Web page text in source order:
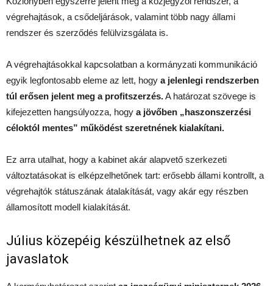
végrehajtások, a csődeljárások, valamint több nagy állami
rendszer és szerződés felülvizsgálata is.
A végrehajtásokkal kapcsolatban a kormányzati kommunikáció
egyik legfontosabb eleme az lett, hogy a jelenlegi rendszerben
túl erősen jelent meg a profitszerzés.A határozat szövege is
kifejezetten hangsúlyozza, hogy a jövőben „haszonszerzési
céloktól mentes” működést szeretnének kialakítani.
Ez arra utalhat, hogy a kabinet akár alapvető szerkezeti
változtatásokat is elképzelhetőnek tart: erősebb állami kontrollt, a
végrehajtók státuszának átalakítását, vagy akár egy részben
államosított modell kialakítását.
Július közepéig készülhetnek az első
javaslatok